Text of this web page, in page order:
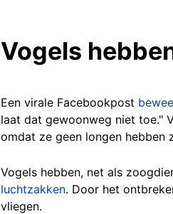
Vogels
Een virale Facebookpost
laat dat gewoonweg niet toe."
omdat ze geen longen hebben
Vogels hebben, net als
luchtzakken. Door het
vliegen.